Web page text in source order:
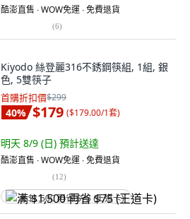
酷澎直售 ∙ WOW免運 ∙ 免費退貨
(6)
Kiyodo 絲登麗316不銹鋼筷組, 1組, 銀
色, 5雙筷子
首購折扣價$299
40% $179 ($179.00/1套)
明天 8/9 (日) 預計送達
酷澎直售 ∙ WOW免運 ∙ 免費退貨
(12)
满 $1,500 再省 $75 (王道卡)